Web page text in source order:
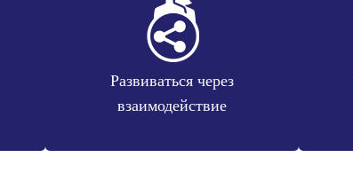
Развиваться через
взаимодействие